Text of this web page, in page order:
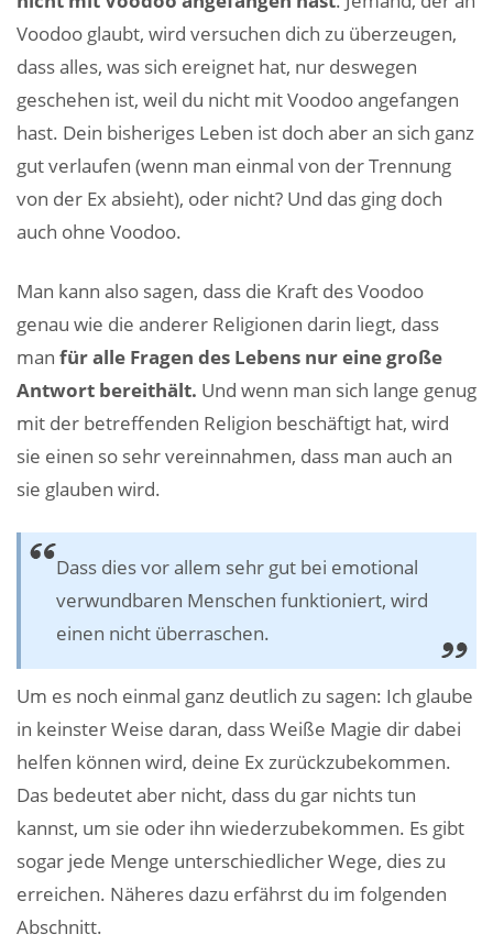
Voodoo glaubt, wird versuchen dich zu überzeugen,
dass alles, was sich ereignet hat, nur deswegen
geschehen ist, weil du nicht mit Voodoo angefangen
hast. Dein bisheriges Leben ist doch aber an sich ganz
gut verlaufen (wenn man einmal von der Trennung
von der Ex absieht), oder nicht? Und das ging doch
auch ohne Voodoo.
Man kann also sagen, dass die Kraft des Voodoo
genau wie die anderer Religionen darin liegt, dass
man für alle Fragen des Lebens nur eine große
Antwort bereithält. Und wenn man sich lange genug
mit der betreffenden Religion beschäftigt hat, wird
sie einen so sehr vereinnahmen, dass man auch an
sie glauben wird.
Dass dies vor allem sehr gut bei emotional
verwundbaren Menschen funktioniert, wird
einen nicht überraschen.
Um es noch einmal ganz deutlich zu sagen: Ich glaube
in keinster Weise daran, dass Weiße Magie dir dabei
helfen können wird, deine Ex zurückzubekommen.
Das bedeutet aber nicht, dass du gar nichts tun
kannst, um sie oder ihn wiederzubekommen. Es gibt
sogar jede Menge unterschiedlicher Wege, dies zu
erreichen. Näheres dazu erfährst du im folgenden
Abschnitt.